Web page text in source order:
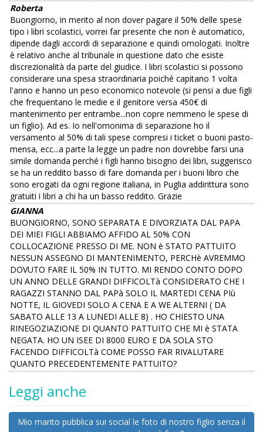
Roberta
Buongiorno, in merito al non dover pagare il 50% delle spese
tipo i libri scolastici, vorrei far presente che non è automatico,
dipende dagli accordi di separazione e quindi omologati. Inoltre
è relativo anche al tribunale in questione dato che esiste
discrezionalità da parte del giudice. I libri scolastici si possono
considerare una spesa straordinaria poiché capitano 1 volta
l'anno e hanno un peso economico notevole (si pensi a due figli
che frequentano le medie e il genitore versa 450€ di
mantenimento per entrambe...non copre nemmeno le spese di
un figlio). Ad es. Io nell'omonima di separazione ho il
versamento al 50% di tali spese compresi i ticket o buoni pasto-
mensa, ecc...a parte la legge un padre non dovrebbe farsi una
simile domanda perché i figli hanno bisogno dei libri, suggerisco
se ha un reddito basso di fare domanda per i buoni libro che
sono erogati da ogni regione italiana, in Puglia addirittura sono
gratuiti i libri a chi ha un basso reddito. Grazie
GIANNA
BUONGIORNO, SONO SEPARATA E DIVORZIATA DAL PAPA
DEI MIEI FIGLI ABBIAMO AFFIDO AL 50% CON
COLLOCAZIONE PRESSO DI ME. NON è STATO PATTUITO
NESSUN ASSEGNO DI MANTENIMENTO, PERCHè AVREMMO
DOVUTO FARE IL 50% IN TUTTO. MI RENDO CONTO DOPO
UN ANNO DELLE GRANDI DIFFICOLTà CONSIDERATO CHE I
RAGAZZI STANNO DAL PAPà SOLO IL MARTEDI CENA PIù
NOTTE, IL GIOVEDI SOLO A CENA E A WE ALTERNI ( DA
SABATO ALLE 13 A LUNEDI ALLE 8) . HO CHIESTO UNA
RINEGOZIAZIONE DI QUANTO PATTUITO CHE MI è STATA
NEGATA. HO UN ISEE DI 8000 EURO E DA SOLA STO
FACENDO DIFFICOLTà COME POSSO FAR RIVALUTARE
QUANTO PRECEDENTEMENTE PATTUITO?
Leggi anche
Mio marito pubblica sui social le foto di nostro figlio senza il